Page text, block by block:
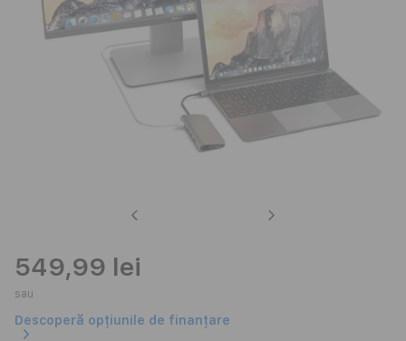
Previous Next
549,99 lei
sau
Descoperă opțiunile de finanțare